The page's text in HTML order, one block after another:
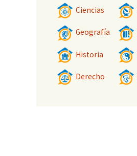
Ciencias
Geografía
Historia
Derecho